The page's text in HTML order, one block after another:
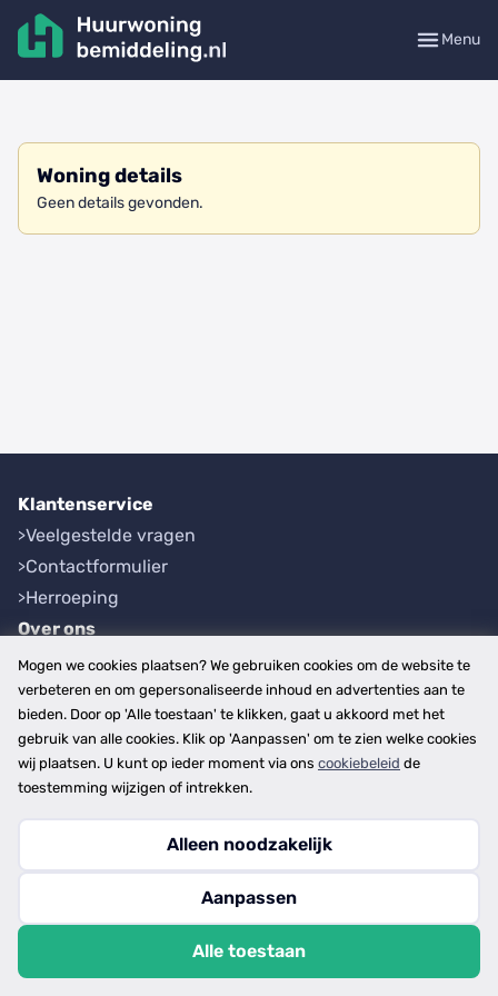
Menu
Woning details
Geen details gevonden.
Klantenservice
Veelgestelde vragen
Contactformulier
Herroeping
Over ons
Bedrijfsgegevens
Werkwijze
Overzichten
Plaatsen
Provincies
Copyright © 2026
privacy- en cookiebeleid
Mogen we cookies plaatsen? We gebruiken cookies om de website te
verbeteren en om gepersonaliseerde inhoud en advertenties aan te
bieden. Door op 'Alle toestaan' te klikken, gaat u akkoord met het
gebruik van alle cookies. Klik op 'Aanpassen' om te zien welke cookies
wij plaatsen. U kunt op ieder moment via ons cookiebeleid de
toestemming wijzigen of intrekken.
Alleen noodzakelijk
Aanpassen
Alle toestaan